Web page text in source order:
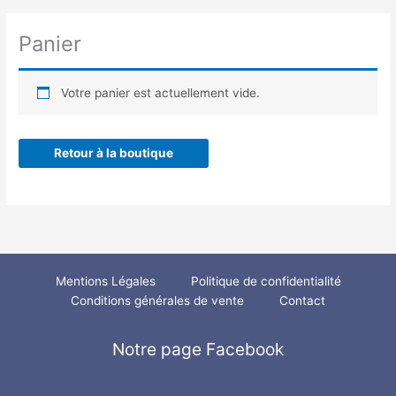
Panier
Votre panier est actuellement vide.
Retour à la boutique
Mentions Légales
Politique de confidentialité
Conditions générales de vente
Contact
Notre page Facebook